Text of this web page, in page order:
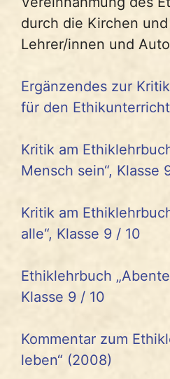
durch die Kirchen
Lehrer/innen und
Ergänzendes zur
für den
Kritik am
Mensch sein“, Klasse
Kritik am
alle“, Klasse 9 / 10
Ethiklehrbuch
Klasse 9 / 10
Kommentar zum
leben“ (2008)